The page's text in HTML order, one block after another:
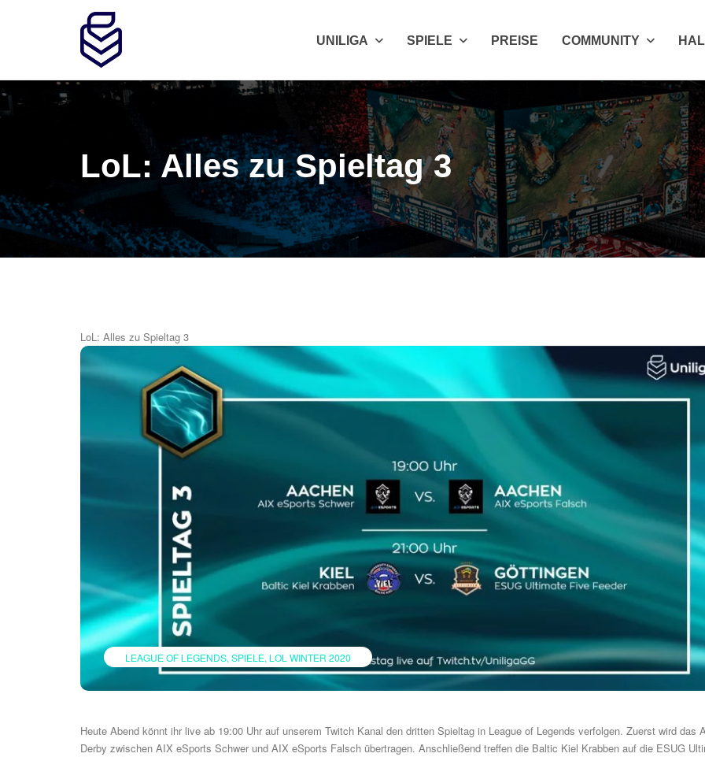
UNILIGA SPIELE PREISE COMMUNITY
LoL: Alles zu Spieltag 3
LoL: Alles zu Spieltag 3
LEAGUE OF LEGENDS SPIELE LOL WINTER 2020
Heute Abend könnt ihr live ab 19:00 Uhr auf unserem Twitch Kanal den dritten Spieltag in League of Legends verfolgen. Zuerst wird das
Derby zwischen AIX eSports Schwer und AIX eSports Falsch übertragen. Anschließend treffen die Baltic Kiel Krabben auf die ESUG